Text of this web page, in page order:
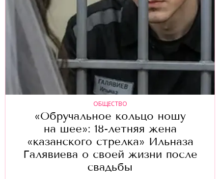
ОБЩЕСТВО
«Обручальное кольцо ношу
на шее»: 18-летняя жена
«казанского стрелка» Ильназа
Галявиева о своей жизни после
свадьбы